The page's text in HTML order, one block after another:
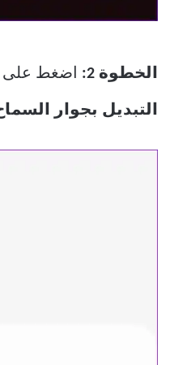
الخطوة 2: اضغط على
التبديل بجوار